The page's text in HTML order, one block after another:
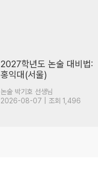
2027학년도 논술 대비법:
홍익대(서울)
논술 박기호 선생님
2026-08-07 | 조회 1,496